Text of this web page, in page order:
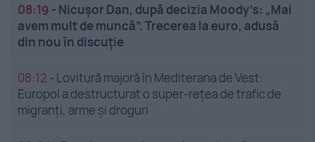
08:19 - Nicușor Dan, după decizia Moody’s: „Mai
avem mult de muncă”. Trecerea la euro, adusă
din nou în discuție
08:12 - Lovitură majoră în Mediterana de Vest:
Europol a destructurat o super-rețea de trafic de
migranți, arme și droguri